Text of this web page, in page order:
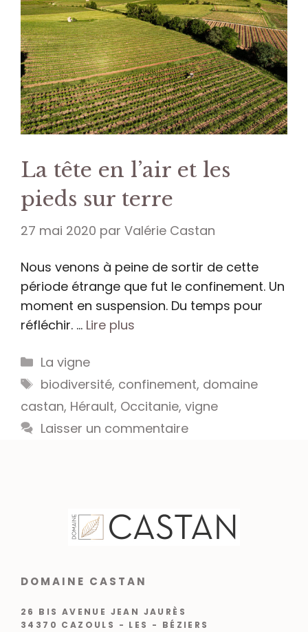
La tête en l’air et les
pieds sur terre
27 mai 2020 par Valérie Castan
Nous venons à peine de sortir de cette
période étrange que fut le confinement. Un
moment en suspension. Du temps pour
réfléchir. … Lire plus
Catégories
La vigne
Étiquettes
biodiversité, confinement, domaine
castan, Hérault, Occitanie, vigne
Laisser un commentaire
DOMAINE CASTAN
26 BIS AVENUE JEAN JAURÈS
34370 CAZOULS - LES - BÉZIERS